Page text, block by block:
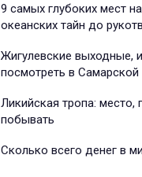
9 самых глубоких мест
океанских тайн до
Жигулевские выходные,
посмотреть в Самарской
Ликийская тропа: место,
побывать
Сколько всего денег в